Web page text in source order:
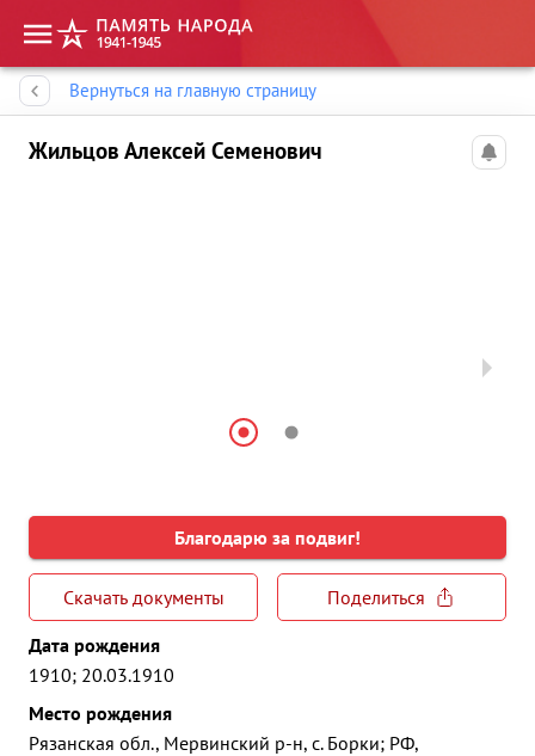
Вернуться на главную страницу
Жильцов Алексей Семенович
Благодарю за подвиг!
Скачать документы
Поделиться
Дата рождения
1910; 20.03.1910
Место рождения
Рязанская обл., Мервинский р-н, с. Борки; РФ,
Память народа